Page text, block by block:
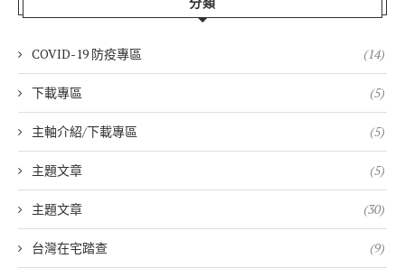
分類
COVID-19 防疫專區 (14)
下載專區 (5)
主軸介紹/下載專區 (5)
主題文章 (5)
主題文章 (30)
台灣在宅踏查 (9)